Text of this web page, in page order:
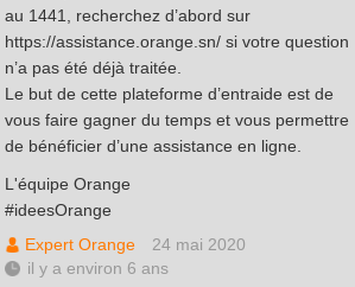
au 1441, recherchez d’abord sur
https://assistance.orange.sn/ si votre question
n’a pas été déjà traitée.
Le but de cette plateforme d’entraide est de
vous faire gagner du temps et vous permettre
de bénéficier d’une assistance en ligne.
L'équipe Orange
#ideesOrange
Expert Orange
24 mai 2020
il y a environ 6 ans